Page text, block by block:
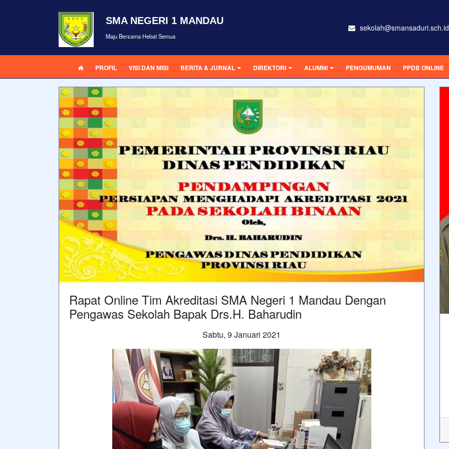
SMA NEGERI 1 MANDAU
Maju Bersama Hebat Semua
sekolah@smansaduri.sch.id
PROFIL VISI DAN MISI BERITA & JURNAL DIREKTORI ALUMNI PENGUMUMAN PPDB ONLINE
Rapat Online Tim Akreditasi SMA Negeri 1 Mandau Dengan
Pengawas Sekolah Bapak Drs.H. Baharudin
Sabtu, 9 Januari 2021